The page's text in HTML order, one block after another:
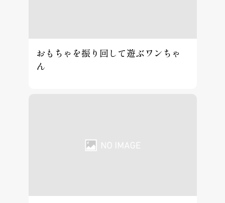
おもちゃを振り回して遊ぶワンちゃ
ん